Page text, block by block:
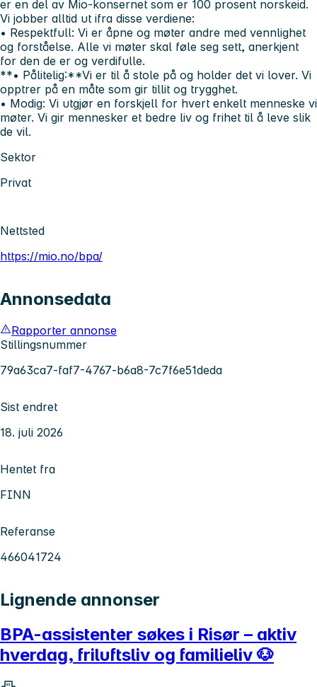
er en del av Mio-konsernet som er 100 prosent norskeid.
Vi jobber alltid ut ifra disse verdiene:
• Respektfull: Vi er åpne og møter andre med vennlighet
og forståelse. Alle vi møter skal føle seg sett, anerkjent
for den de er og verdifulle.
**• Pålitelig:**Vi er til å stole på og holder det vi lover. Vi
opptrer på en måte som gir tillit og trygghet.
• Modig: Vi utgjør en forskjell for hvert enkelt menneske vi
møter. Vi gir mennesker et bedre liv og frihet til å leve slik
de vil.
Sektor
Privat
Nettsted
https://mio.no/bpa/
Annonsedata
Rapporter annonse
Stillingsnummer
79a63ca7-faf7-4767-b6a8-7c7f6e51deda
Sist endret
18. juli 2026
Hentet fra
FINN
Referanse
466041724
Lignende annonser
BPA-assistenter søkes i Risør – aktiv
hverdag, friluftsliv og familieliv 🐶